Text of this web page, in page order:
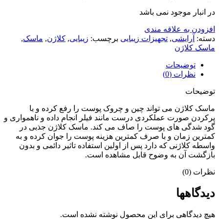
در انبار موجود نمی باشد
افزودن به علاقه مندی
دسته: آرایشی, تجهیزات زیبایی برچسب: زیبایی, کلاژن, ماسک,
ماسک کلاژن
توضیحات
نظرات (0)
توضیحات
ماسک کلاژن می تواند چین و چروک پوست را رفع کرده و با
پرکردن صورت عملکردی درست مانند فیلر انجام داده و ناهمواری و
گود شدگی های پوست را صاف می کند. ماسک کلاژن جذبی در
کمترین زمان و با صرف کمترین هزینه پوست را جوان کرده و به
واسطه کلاژنی که دارد پس از اولین استفاده تاثیر دائمی و بدون
بازگشت آن به وضوح قابل مشاهده است.
نظرات (0)
دیدگاهها
هیچ دیدگاهی برای این محصول نوشته نشده است.